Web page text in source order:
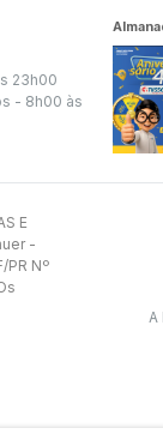
23h00
- 8h00 às
E
-
PR Nº
A